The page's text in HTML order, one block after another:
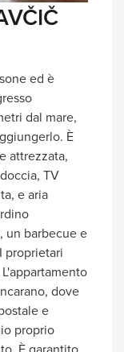
ed è
dal mare,
È
attrezzata,
TV
e aria
un barbecue e
proprietari
dove
e
proprio